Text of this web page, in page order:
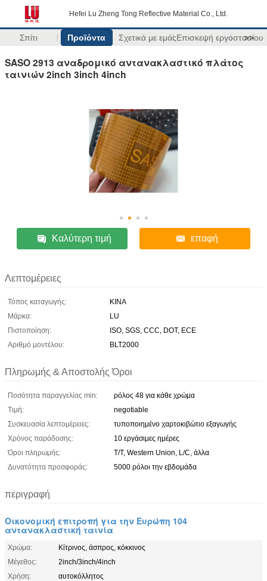
Hefei Lu Zheng Tong Reflective Material Co., Ltd.
Σπίτι Προϊόντα Σχετικά με εμάςΕπισκεψή εργοστασίου
>>
SASO 2913 αναδρομικό αντανακλαστικό πλάτος
ταινιών 2inch 3inch 4inch
Καλύτερη τιμή επαφή
Λεπτομέρειες
Τόπος καταγωγής:
ΚΙΝΑ
Μάρκα:
LU
Πιστοποίηση:
ISO, SGS, CCC, DOT, ECE
Αριθμό μοντέλου:
BLT2000
Πληρωμής & Αποστολής Όροι
Ποσότητα παραγγελίας min:
ρόλος 48 για κάθε χρώμα
Τιμή:
negotiable
Συσκευασία λεπτομέρειες:
τυποποιημένο χαρτοκιβώτιο εξαγωγής
Χρόνος παράδοσης:
10 εργάσιμες ημέρες
Όροι πληρωμής:
T/T, Western Union, L/C, άλλα
Δυνατότητα προσφοράς:
5000 ρόλοι την εβδομάδα
περιγραφή
Οικονομική επιτροπή για την Ευρώπη 104
αντανακλαστική ταινία
Χρώμα:
Κίτρινος, άσπρος, κόκκινος
Μέγεθος:
2inch/3inch/4inch
Χρήση:
αυτοκόλλητος